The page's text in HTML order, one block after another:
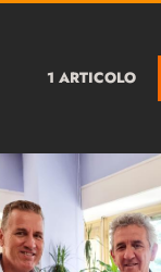
1 ARTICOLO